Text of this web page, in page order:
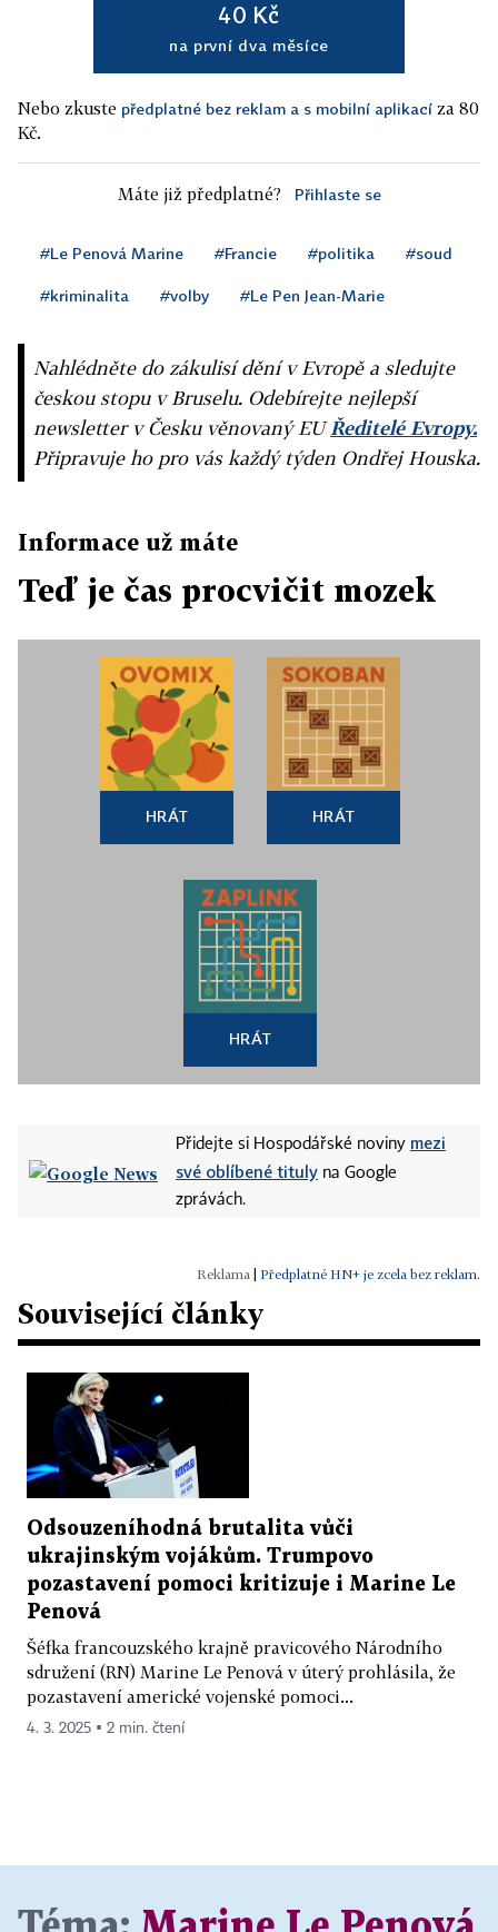
40 Kč
na první dva měsíce
Nebo zkuste předplatné bez reklam a s mobilní aplikací za 80
Kč.
Máte již předplatné? Přihlaste se
#Le Penová Marine #Francie #politika #soud
#kriminalita #volby #Le Pen Jean-Marie
Nahlédněte do zákulisí dění v Evropě a sledujte
českou stopu v Bruselu. Odebírejte nejlepší
newsletter v Česku věnovaný EUŘeditelé Evropy.
Připravuje ho pro vás každý týden Ondřej Houska.
Informace už máte
Teď je čas procvičit mozek
HRÁT HRÁT
HRÁT
Přidejte si Hospodářské noviny mezi
své oblíbené tituly na Google
zprávách.
Předplatné HN+ je zcela bez reklam.
Související články
Odsouzeníhodná brutalita vůči
ukrajinským vojákům. Trumpovo
pozastavení pomoci kritizuje i Marine Le
Penová
Šéfka francouzského krajně pravicového Národního
sdružení (RN) Marine Le Penová v úterý prohlásila, že
pozastavení americké vojenské pomoci...
4. 3. 2025 ▪ 2 min. čtení